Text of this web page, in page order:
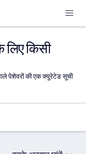
किसी
पेशेवरों की एक क्यूरेटेड सूची